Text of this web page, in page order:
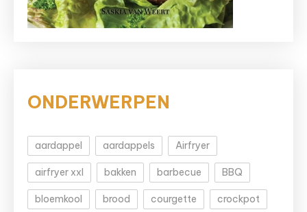
ONDERWERPEN
aardappel aardappels Airfryer
airfryer xxl bakken barbecue BBQ
bloemkool brood courgette crockpot